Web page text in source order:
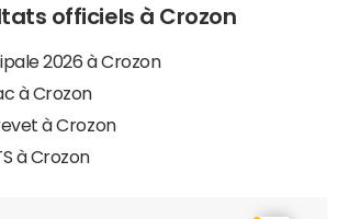
officiels à Crozon
2026 à Crozon
à Crozon
à Crozon
à Crozon